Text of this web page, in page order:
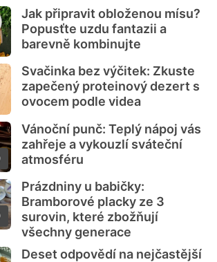
Jak připravit obloženou mísu?
Popusťte uzdu fantazii a
barevně kombinujte
Svačinka bez výčitek: Zkuste
zapečený proteinový dezert s
ovocem podle videa
Vánoční punč: Teplý nápoj vás
zahřeje a vykouzlí sváteční
atmosféru
Prázdniny u babičky:
Bramborové placky ze 3
surovin, které zbožňují
všechny generace
Deset odpovědí na nejčastější